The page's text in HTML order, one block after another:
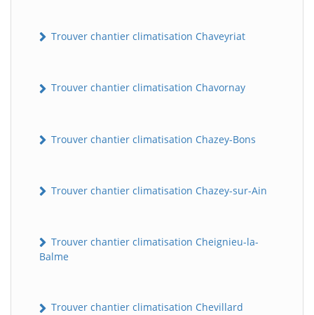
Trouver chantier climatisation Chaveyriat
Trouver chantier climatisation Chavornay
Trouver chantier climatisation Chazey-Bons
Trouver chantier climatisation Chazey-sur-Ain
Trouver chantier climatisation Cheignieu-la-
Balme
Trouver chantier climatisation Chevillard